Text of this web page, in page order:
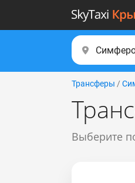
Трансферы /
Выберите